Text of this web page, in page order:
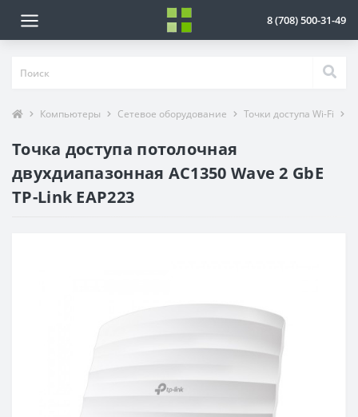
8 (708) 500-31-49
Компьютеры Сетевое оборудование Точки доступа Wi-Fi
Точка доступа потолочная
двухдиапазонная AC1350 Wave 2 GbE
TP-Link EAP223